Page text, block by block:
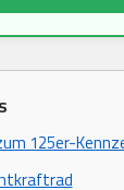
125er-